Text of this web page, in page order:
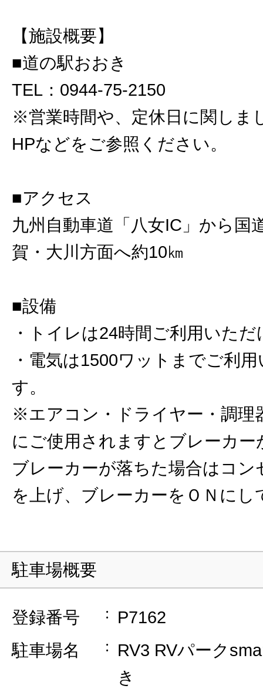
【施設概要】
■道の駅おおき
TEL：0944-75-2150
※営業時間や、定休日に関しま
HPなどをご参照ください。
■アクセス
九州自動車道「八女IC」から国
賀・大川方面へ約10㎞
■設備
・トイレは24時間ご利用いた
・電気は1500ワットまでご利
す。
※エアコン・ドライヤー・調理
にご使用されますとブレーカー
ブレーカーが落ちた場合はコン
を上げ、ブレーカーをＯＮにし
駐車場概要
登録番号
P7162
駐車場名
RV3 RVパーク
き